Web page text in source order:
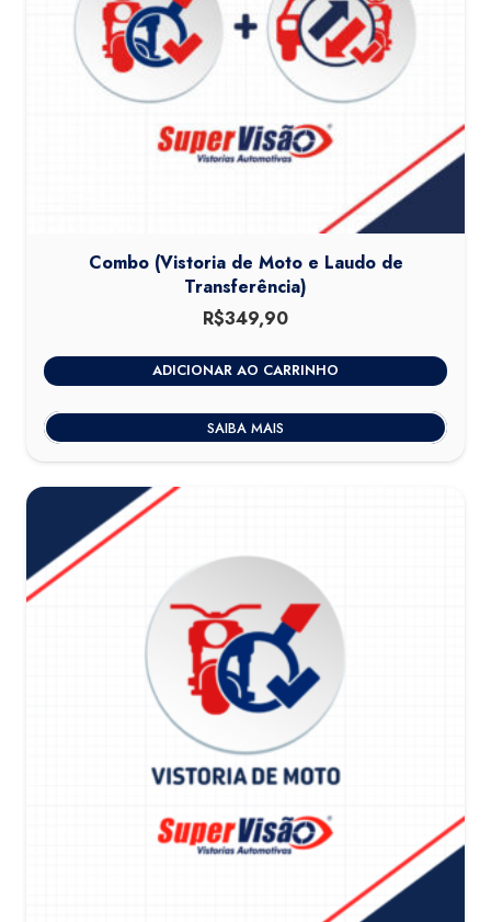
Combo (Vistoria de Moto e Laudo de
Transferência)
R$349,90
ADICIONAR AO CARRINHO
SAIBA MAIS